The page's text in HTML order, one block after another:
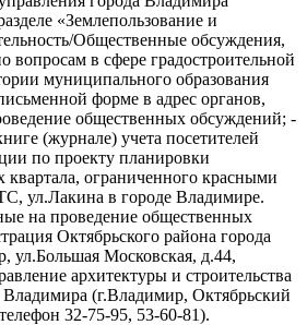
«Землепользование и
Общественные обсуждения,
вопросам в сфере градостроительной
муниципального образования
форме в адрес органов,
общественных обсуждений; -
(журнале) учета посетителей
по проекту планировки
квартала, ограниченного красными
ул.Лакина в городе Владимире.
на проведение общественных
Октябрьского района города
ул.Большая Московская, д.44,
архитектуры и строительства
(г.Владимир, Октябрьский
32-75-95, 53-60-81).